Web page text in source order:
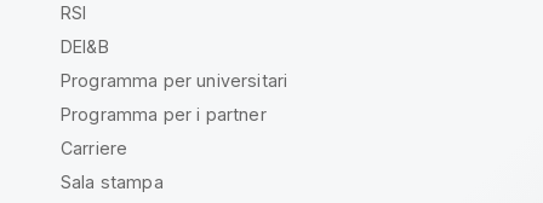
RSI
DEI&B
Programma per universitari
Programma per i partner
Carriere
Sala stampa